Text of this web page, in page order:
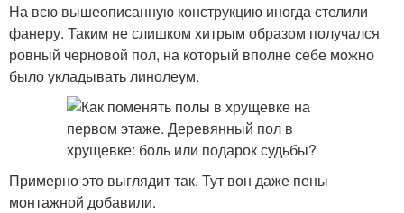
На всю вышеописанную конструкцию иногда стелили
фанеру. Таким не слишком хитрым образом получался
ровный черновой пол, на который вполне себе можно
было укладывать линолеум.
Примерно это выглядит так. Тут вон даже пены
монтажной добавили.